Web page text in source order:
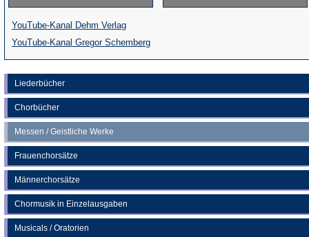
Liederbücher
Chorbücher
Messen / Geistliche Werke
Frauenchorsätze
Männerchorsätze
Chormusik in Einzelausgaben
Musicals / Oratorien
YouTube-Kanal Dehm Verlag(Öffnet
in
einem
neuen
Tab)
YouTube-Kanal Gregor Schemberg(Öffnet
in
einem
neuen